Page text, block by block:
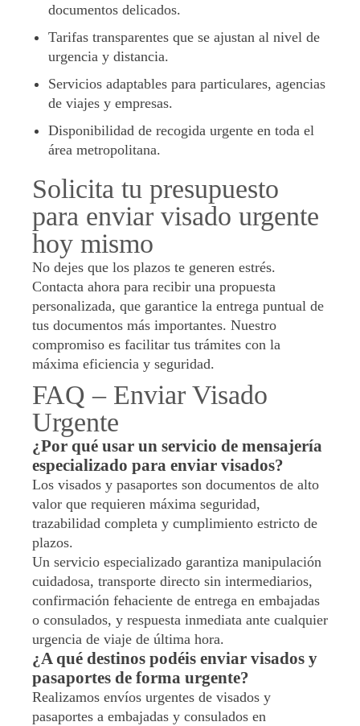
documentos delicados.
Tarifas transparentes que se ajustan al nivel de
urgencia y distancia.
Servicios adaptables para particulares, agencias
de viajes y empresas.
Disponibilidad de recogida urgente en toda el
área metropolitana.
Solicita tu presupuesto
para enviar visado urgente
hoy mismo
No dejes que los plazos te generen estrés.
Contacta ahora para recibir una propuesta
personalizada, que garantice la entrega puntual de
tus documentos más importantes. Nuestro
compromiso es facilitar tus trámites con la
máxima eficiencia y seguridad.
FAQ – Enviar Visado
Urgente
¿Por qué usar un servicio de mensajería
especializado para enviar visados?
Los visados y pasaportes son documentos de alto
valor que requieren máxima seguridad,
trazabilidad completa y cumplimiento estricto de
plazos.
Un servicio especializado garantiza manipulación
cuidadosa, transporte directo sin intermediarios,
confirmación fehaciente de entrega en embajadas
o consulados, y respuesta inmediata ante cualquier
urgencia de viaje de última hora.
¿A qué destinos podéis enviar visados y
pasaportes de forma urgente?
Realizamos envíos urgentes de visados y
pasaportes a embajadas y consulados en